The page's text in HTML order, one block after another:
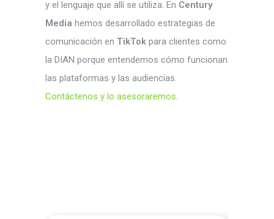
y el lenguaje que allí se utiliza. En Century
Media hemos desarrollado estrategias de
comunicación en TikTok para clientes como
la DIAN porque entendemos cómo funcionan
las plataformas y las audiencias.
Contáctenos y lo asesoraremos.